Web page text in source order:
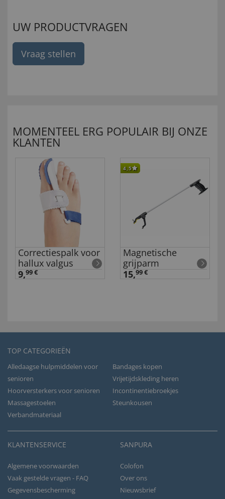
UW PRODUCTVRAGEN
Vraag stellen
MOMENTEEL ERG POPULAIR BIJ ONZE
KLANTEN
Correctiespalk voor
hallux valgus
9,99 €
4,5
Magnetische
grijparm
15,99 €
TOP CATEGORIEËN
Alledaagse hulpmiddelen voor
senioren
Bandages kopen
Vrijetijdskleding heren
Hoorversterkers voor senioren
Incontinentiebroekjes
Massagestoelen
Steunkousen
Verbandmateriaal
KLANTENSERVICE
Algemene voorwaarden
Vaak gestelde vragen - FAQ
Gegevensbescherming
SANPURA
Colofon
Over ons
Nieuwsbrief